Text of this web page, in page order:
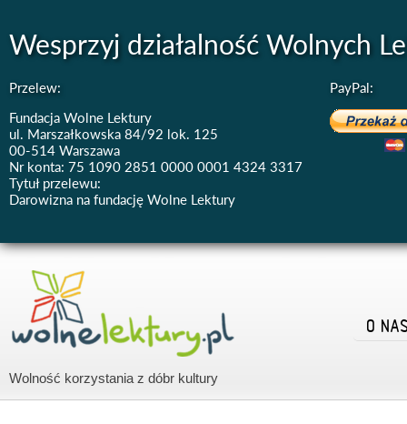
Wesprzyj działalność Wolnych
Przelew:
Fundacja Wolne Lektury
ul. Marszałkowska 84/92 lok. 125
00-514 Warszawa
Nr konta: 75 1090 2851 0000 0001 4324 3317
Tytuł przelewu:
Darowizna na fundację Wolne Lektury
PayPal:
Wolność korzystania z dóbr kultury
O